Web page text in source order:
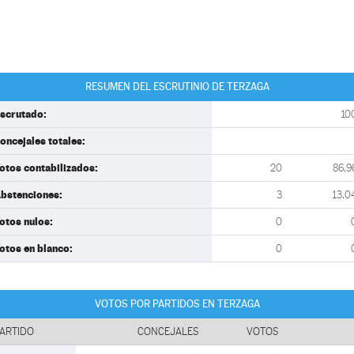
RESUMEN DEL ESCRUTINIO DE TERZAGA
totales:
contabilizados: 20
3
nulos: 0
en blanco: 0
VOTOS POR PARTIDOS EN TERZAGA
CONCEJALES VOTOS